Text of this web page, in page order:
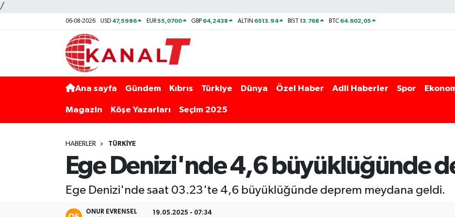
/
06-08-2026 USD 47,5986 EUR55,0700 GBP 64,2438 ALTIN 6513.94 BİST13.768 BTC 64.602,05
Ana sayfa Gündem Kıbrıs Türkiye Dünya Özel Haber Adli Haberler Spor
Magazin Köşe Yazarları Seçim 2025
HABERLER TÜRKIYE
Ege Denizi'nde 4,6 büyüklüğünde
Ege Denizi'nde saat 03.23'te 4,6 büyüklüğünde deprem meydana geldi.
ONUR EVRENSEL 19.05.2025 - 07:34